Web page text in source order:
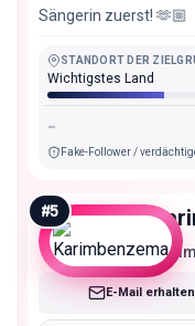
Sängerin zuerst! 🫶🏼
STANDORT DER
Wichtigstes Land
-
Fake-Follower /
#5
E-Mail erhalten